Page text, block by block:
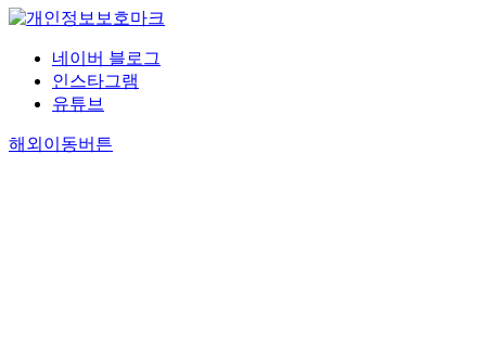
네이버 블로그
인스타그램
유튜브
해외이동버튼